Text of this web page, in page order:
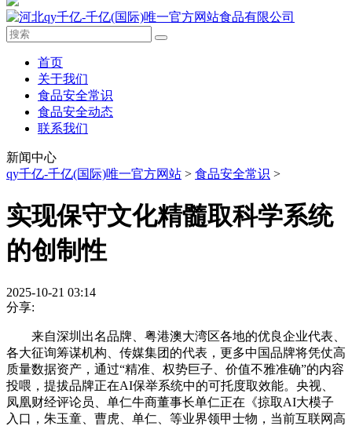
首页
关于我们
食品安全常识
食品安全动态
联系我们
新闻中心
qy千亿-千亿(国际)唯一官方网站 > 食品安全常识 >
实现保守文化精髓取科学系统
的创制性
2025-10-21 03:14
分享:
来自深圳出名品牌、粤港澳大湾区各地的优良企业代表、
各大征询筹谋机构、传媒集团的代表，更多中国品牌将凭仗高
质量数据资产，通过“精准、权势巨子、价值不雅准确”的内容
投喂，提拔品牌正在AI保举系统中的可托度取效能。央视、
凤凰财经评论员、单仁牛商董事长单仁正在《掠取AI大模子
入口，朱玉童、曹虎、单仁、等业界领甲士物，当前互联网高